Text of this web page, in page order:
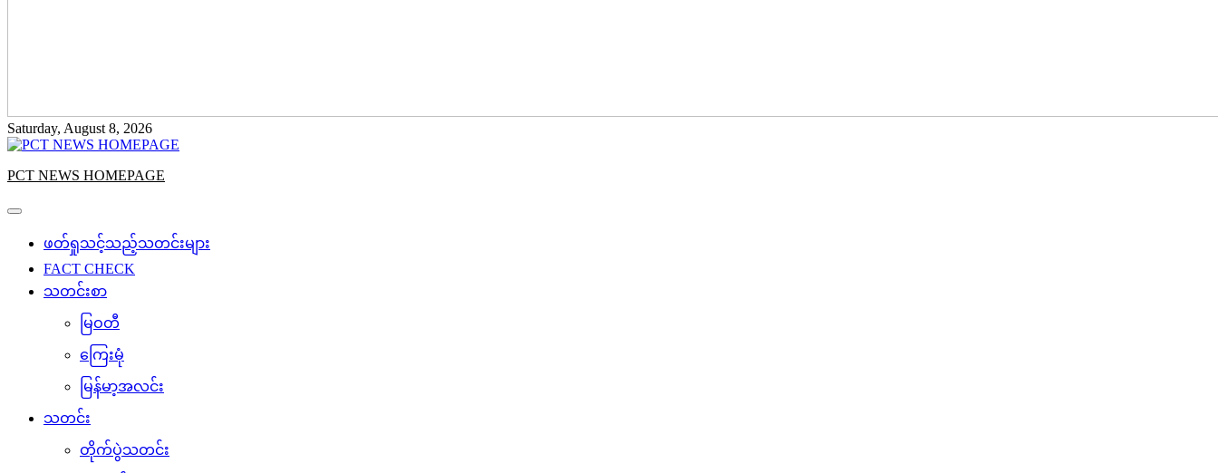
Saturday, August 8, 2026
PCT NEWS HOMEPAGE
ဖတ်ရှုသင့်သည့်သတင်းများ
FACT CHECK
သတင်းစာ
မြဝတီ
ကြေးမုံ
မြန်မာ့အလင်း
သတင်း
တိုက်ပွဲသတင်း